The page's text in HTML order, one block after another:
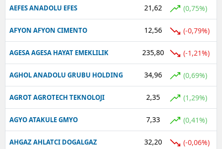
AEFES ANADOLU EFES 21,62 (0,75%)
AFYON AFYON CIMENTO 12,56 (-0,79%)
AGESA AGESA HAYAT EMEKLILIK 235,80 (-1,21%)
AGHOL ANADOLU GRUBU HOLDING 34,96 (0,69%)
AGROT AGROTECH TEKNOLOJI 2,35 (1,29%)
AGYO ATAKULE GMYO 7,33 (0,41%)
AHGAZ AHLATCI DOGALGAZ 32,20 (-0,06%)